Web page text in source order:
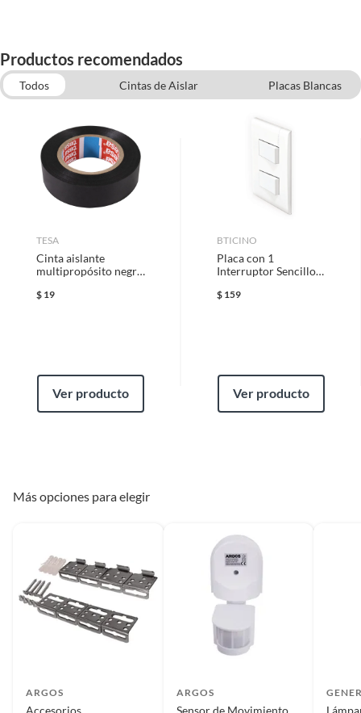
Productos recomendados
Todos Cintas de Aislar
Placas Blancas
Lámparas de Sobreponer
Accesorios para albercas
Pinturas de Exterior
TESA
Cinta aislante
multipropósito negra
$ 19
Ver producto
BTICINO
Placa con 1
Interruptor Sencillo +
Blanco (Armada)
$ 159
Ver producto
Más opciones para elegir
ARGOS
Accesorios
ARGOS
Sensor de Movimiento